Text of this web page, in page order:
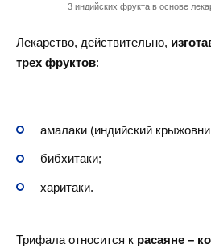
3 индийских фрукта в основе
Лекарство, действительно,
трех фруктов:
амалаки (индийский
бибхитаки;
харитаки.
Трифала относится к расаяне –